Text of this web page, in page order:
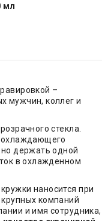
мл
–
мужчин, коллег и
стекла.
охлаждающего
держать одной
в охлажденном
наносится при
компаний
и имя сотрудника,